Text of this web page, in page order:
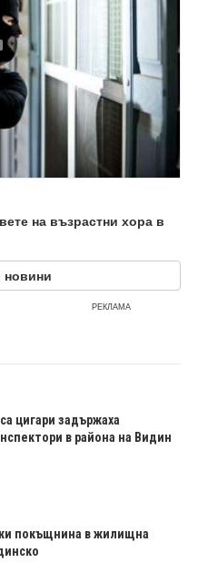
на възрастни хора в
новини
РЕКЛАМА
цигари задържаха
в района на Видин
покъщнина в жилищна